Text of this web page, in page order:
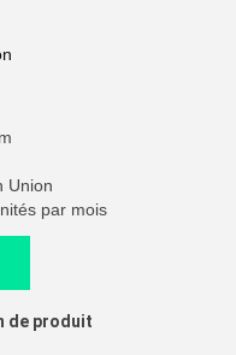
Union
par mois
de produit